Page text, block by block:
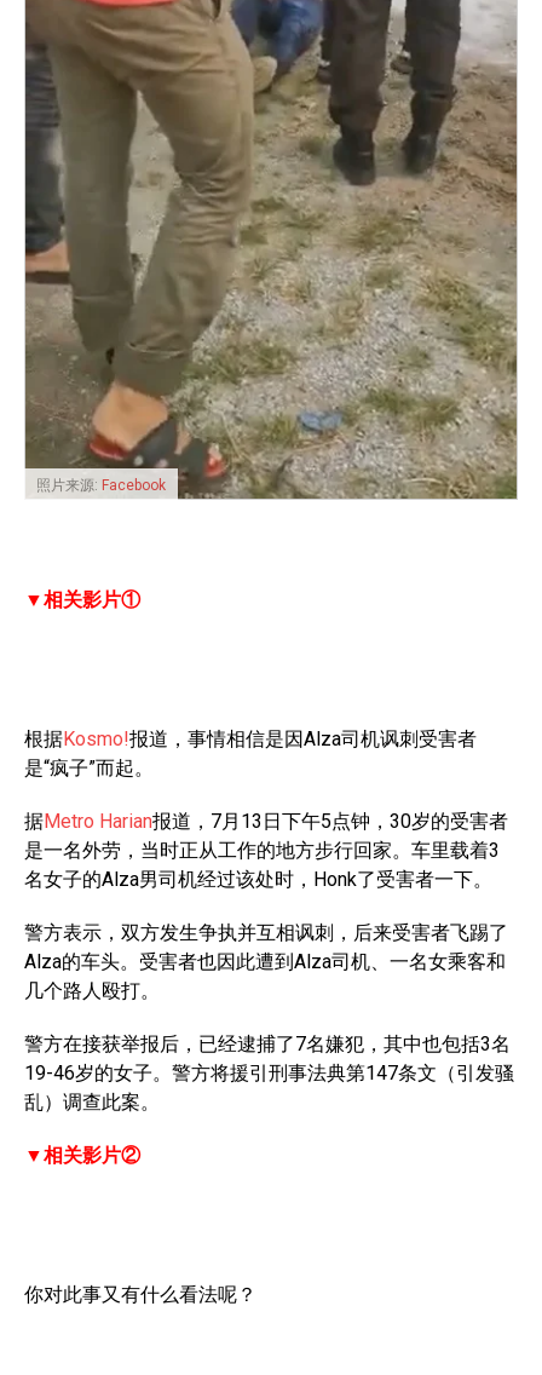
照片来源: Facebook
▼相关影片①
根据Kosmo!报道，事情相信是因Alza司机讽刺受害者
是“疯子”而起。
据Metro Harian报道，7月13日下午5点钟，30岁的受害者
是一名外劳，当时正从工作的地方步行回家。车里载着3
名女子的Alza男司机经过该处时，Honk了受害者一下。
警方表示，双方发生争执并互相讽刺，后来受害者飞踢了
Alza的车头。受害者也因此遭到Alza司机、一名女乘客和
几个路人殴打。
警方在接获举报后，已经逮捕了7名嫌犯，其中也包括3名
19-46岁的女子。警方将援引刑事法典第147条文（引发骚
乱）调查此案。
▼相关影片②
你对此事又有什么看法呢？